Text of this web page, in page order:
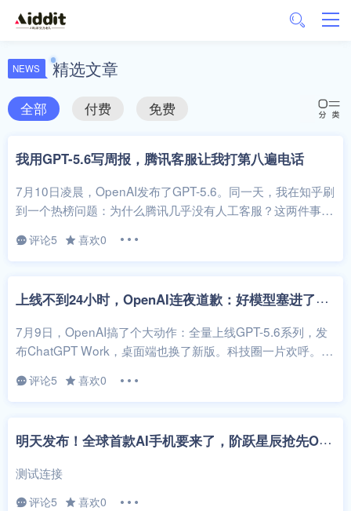
NEWS 精选文章
全部 付费 免费
我用GPT-5.6写周报，腾讯客服让我打第八遍电话
7月10日凌晨，OpenAI发布了GPT-5.6。同一天，我在知乎刷
到一个热榜问题：为什么腾讯几乎没有人工客服？这两件事放
评论5 喜欢0
上
线不到24小时，OpenAI连夜道歉：好模型塞进了坏App里
7月9日，OpenAI搞了个大动作：全量上线GPT-5.6系列，发
布ChatGPT Work，桌面端也换了新版。科技圈一片欢呼。然
评论5 喜欢0
明
天发布！全球首款AI手机要来了，阶跃星辰抢先OpenAI一步
测试连接
评论5 喜欢0